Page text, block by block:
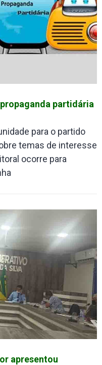
partidária
para o partido
temas de interesse
ocorre para
apresentou